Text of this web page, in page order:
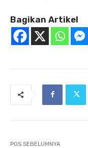
Bagikan Artikel
POS SEBELUMNYA